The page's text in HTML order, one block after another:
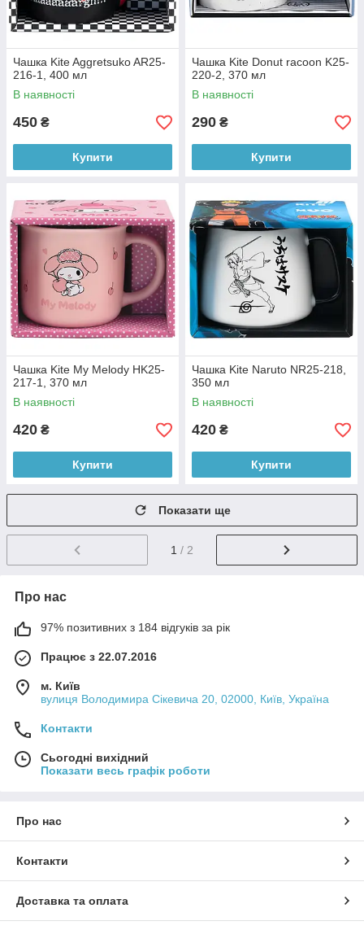
Чашка Kite Aggretsuko AR25-
216-1, 400 мл
В наявності
450 ₴
Купити
Чашка Kite Donut racoon K25-
220-2, 370 мл
В наявності
290 ₴
Купити
Чашка Kite My Melody HK25-
217-1, 370 мл
В наявності
420 ₴
Купити
Чашка Kite Naruto NR25-218,
350 мл
В наявності
420 ₴
Купити
Показати ще
1 / 2
Про нас
97% позитивних з 184 відгуків за рік
Працює з 22.07.2016
м. Київ
вулиця Володимира Сікевича 20, 02000, Київ, Україна
Контакти
Сьогодні вихідний
Показати весь графік роботи
Про нас
Контакти
Доставка та оплата